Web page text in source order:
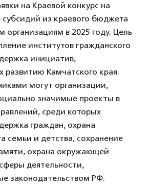
на Краевой конкурс на
субсидий из краевого бюджета
организациям в 2025 году. Цель
институтов гражданского
инициатив,
развитию Камчатского края.
могут организации,
значимые проекты в
среди которых
граждан, охрана
семьи и детства, сохранение
охрана окружающей
деятельности,
законодательством РФ.